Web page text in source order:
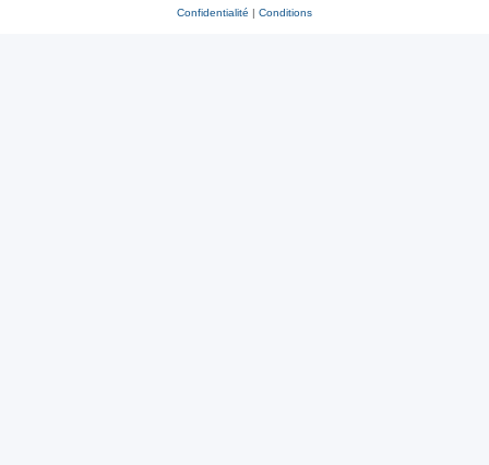
Confidentialité | Conditions